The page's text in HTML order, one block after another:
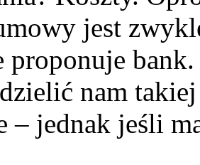
jest
proponuje
nam
– jednak jeśli